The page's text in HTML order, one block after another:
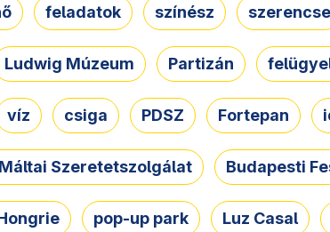
feladatok színész szerencse
Ludwig Múzeum Partizán
víz csiga PDSZ Fortepan
Szeretetszolgálat Budapesti
pop-up park Luz Casal